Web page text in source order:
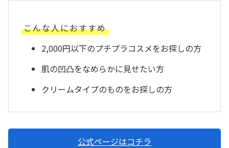
こんな人におすすめ
2,000円以下のプチプラコスメをお探しの方
肌の凹凸をなめらかに見せたい方
クリームタイプのものをお探しの方
公式ページはコチラ